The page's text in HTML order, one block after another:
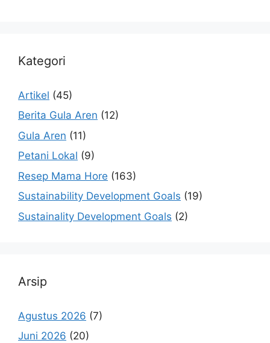
Kategori
Artikel (45)
Berita Gula Aren (12)
Gula Aren (11)
Petani Lokal (9)
Resep Mama Hore (163)
Sustainability Development Goals (19)
Sustainality Development Goals (2)
Arsip
Agustus 2026 (7)
Juni 2026 (20)